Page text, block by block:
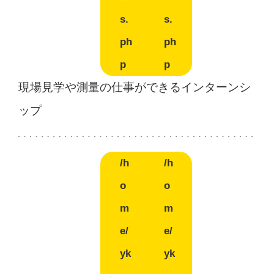
s.
ph
p
s.
ph
p
現場見学や測量の仕事ができるインターンシ
ップ
/h
o
m
e/
yk
/h
o
m
e/
yk